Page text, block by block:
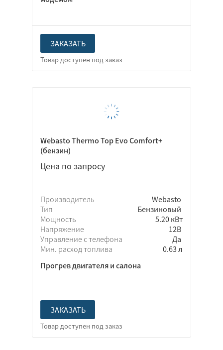
ЗАКАЗАТЬ
Webasto Thermo Top Evo Comfort+
(бензин)
Цена по запросу
Производитель
Webasto
Тип
Бензиновый
Мощность
5.20 кВт
Напряжение
12В
Управление с телефона
Да
Мин. расход топлива
0.63 л
Прогрев двигателя и салона
ЗАКАЗАТЬ